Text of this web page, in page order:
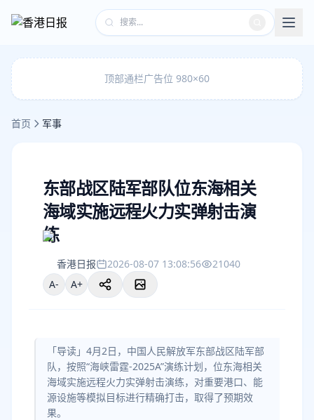
顶部通栏广告位 980×60
首页 军事
东部战区陆军部队位东海相关
海域实施远程火力实弹射击演
练
香港日报 2026-08-07 13:08:56
21040
A-
A+
「导读」4月2日，中国人民解放军东部战区陆军部
队，按照“海峡雷霆-2025A”演练计划，位东海相关
海域实施远程火力实弹射击演练，对重要港口、能
源设施等模拟目标进行精确打击，取得了预期效
果。